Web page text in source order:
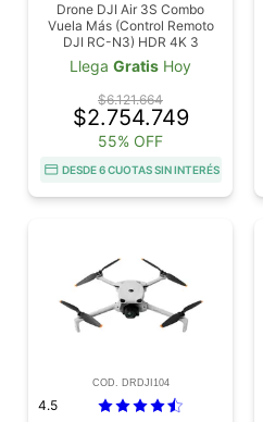
Drone DJI Air 3S Combo
Vuela Más (Control Remoto
DJI RC-N3) HDR 4K 3
Baterías Dron con Gran
Angular CMOS 1" y
Telecámara Media, Vídeo
4K/60 fps HDR, Detección de
Obstáculos Omnidireccional
en Escenas Nocturnas
Llega Gratis Hoy
$6.121.664
$2.754.749
55% OFF
DESDE 6 CUOTAS SIN INTERÉS
COD. DRDJI104
4.5